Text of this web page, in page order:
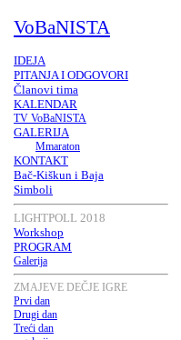
VoBaNISTA
IDEJA
PITANJA I ODGOVORI
Članovi tima
KALENDAR
TV VoBaNISTA
GALERIJA
Mmaraton
KONTAKT
Bač-Kiškun i Baja
Simboli
LIGHTPOLL 2018
Workshop
PROGRAM
Galerija
ZMAJEVE DEČJE IGRE
Prvi dan
Drugi dan
Treći dan